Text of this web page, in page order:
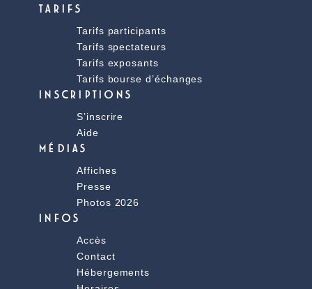
TARIFS
Tarifs participants
Tarifs spectateurs
Tarifs exposants
Tarifs bourse d’échanges
INSCRIPTIONS
S’inscrire
Aide
MÉDIAS
Affiches
Presse
Photos 2026
INFOS
Accès
Contact
Hébergements